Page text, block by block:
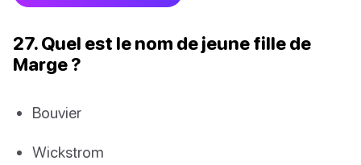
27. Quel est le nom de jeune fille de
Marge ?
Bouvier
Wickstrom